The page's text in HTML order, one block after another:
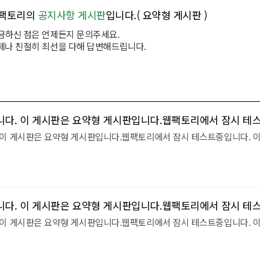
토리의 공지사항 게시판입니다.( 요약형 게시판 )
하신 점은 언제든지 문의주세요.
나 친절히 최선을 다해 답변해드립니다.
. 이 게시판은 요약형 게시판입니다.웹팩토리에서 잠시 테
게시판은 요약형 게시판입니다.웹팩토리에서 잠시 테스트중입니다
. 이 게시판은 요약형 게시판입니다.웹팩토리에서 잠시 테
게시판은 요약형 게시판입니다.웹팩토리에서 잠시 테스트중입니다